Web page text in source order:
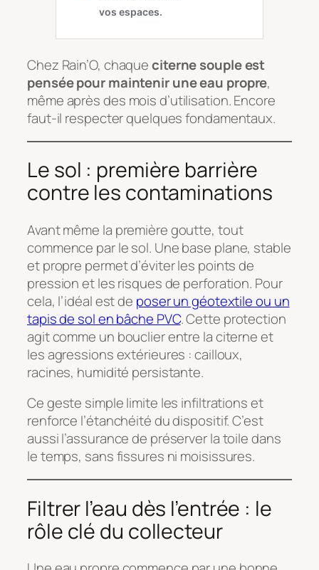
Chez Rain’O, chaqueciterne souple est
pensée pour maintenir une eau propre,
même après des mois d’utilisation. Encore
faut-il respecter quelques fondamentaux.
Le sol : première barrière
contre les contaminations
Avant même la première goutte, tout
commence par le sol. Une base plane, stable
et propre permet d’éviter les points de
pression et les risques de perforation. Pour
cela, l’idéal est de poser un géotextile ou un
tapis de sol en bâche PVC. Cette protection
agit comme un bouclier entre la citerne et
les agressions extérieures : cailloux,
racines, humidité persistante.
Ce geste simple limite les infiltrations et
renforce l’étanchéité du dispositif. C’est
aussi l’assurance de préserver la toile dans
le temps, sans fissures ni moisissures.
Filtrer l’eau dès l’entrée : le
rôle clé du collecteur